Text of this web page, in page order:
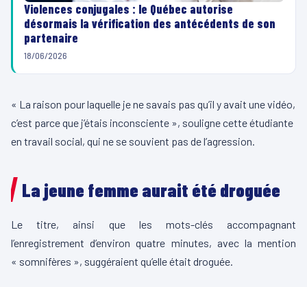
Violences conjugales : le Québec autorise
désormais la vérification des antécédents de son
partenaire
18/06/2026
« La raison pour laquelle je ne savais pas qu’il y avait une vidéo,
c’est parce que j’étais inconsciente », souligne cette étudiante
en travail social, qui ne se souvient pas de l’agression.
La jeune femme aurait été droguée
Le titre, ainsi que les mots-clés accompagnant
l’enregistrement d’environ quatre minutes, avec la mention
« somnifères », suggéraient qu’elle était droguée.